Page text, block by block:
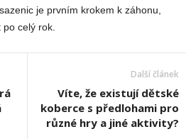
je prvním krokem k záhonu,
po celý rok.
Další článek
Víte, že existují dětské
koberce s předlohami pro
různé hry a jiné aktivity?